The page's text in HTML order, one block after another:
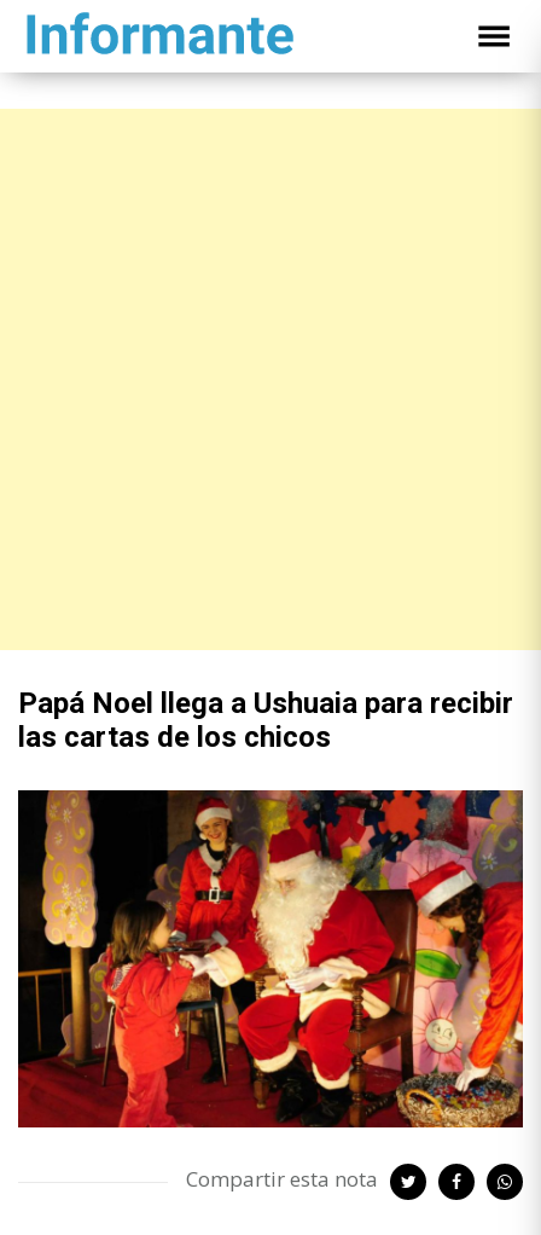
Papá Noel llega a Ushuaia para recibir
las cartas de los chicos
Compartir esta nota